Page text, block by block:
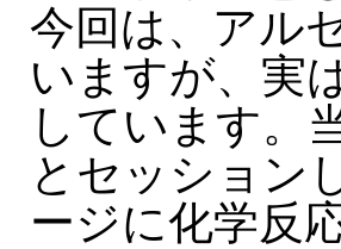
今回は、アル
いますが、実
しています。
とセッション
ージに化学反